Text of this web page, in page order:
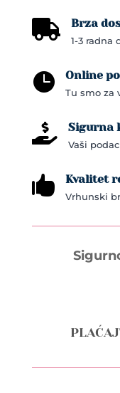
 Brza
1-3 radna
 Online
Tu smo za
 Sigurna
Vaši
 Kvalitet
Vrhunski